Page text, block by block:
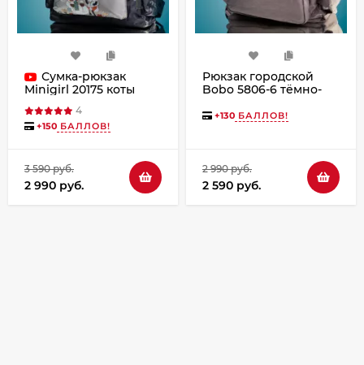
Сумка-рюкзак
Minigirl 20175 коты
4
+150 БАЛЛОВ!
3 590 руб.
2 990 руб.
Рюкзак городской
Bobo 5806-6 тёмно-
+130 БАЛЛОВ!
2 990 руб.
2 590 руб.